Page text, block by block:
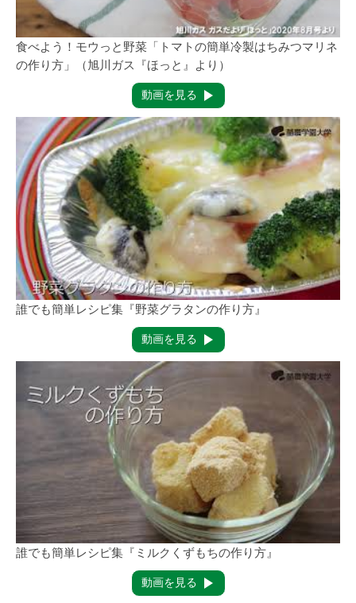
食べよう！モウっと野菜「トマトの簡単冷製はちみつマリネ
の作り方」（旭川ガス『ほっと』より）
動画を見る
誰でも簡単レシピ集『野菜グラタンの作り方』
動画を見る
誰でも簡単レシピ集『ミルクくずもちの作り方』
動画を見る